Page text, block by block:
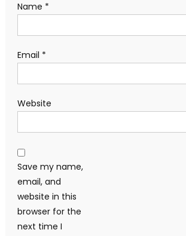
Name *
Email *
Website
Save my name,
email, and
website in this
browser for the
next time I